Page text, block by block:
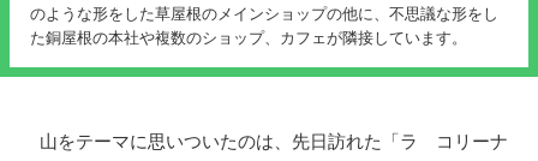
のような形をした草屋根のメインショップの他に、不思議な形をし
た銅屋根の本社や複数のショップ、カフェが隣接しています。
山をテーマに思いついたのは、先日訪れた「ラ コリーナ